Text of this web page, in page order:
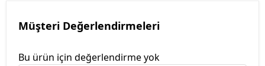
Müşteri Değerlendirmeleri
Bu ürün için değerlendirme yok